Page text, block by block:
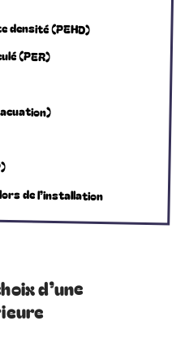
densité (PEHD)
(PER)
de l’installation
d’une